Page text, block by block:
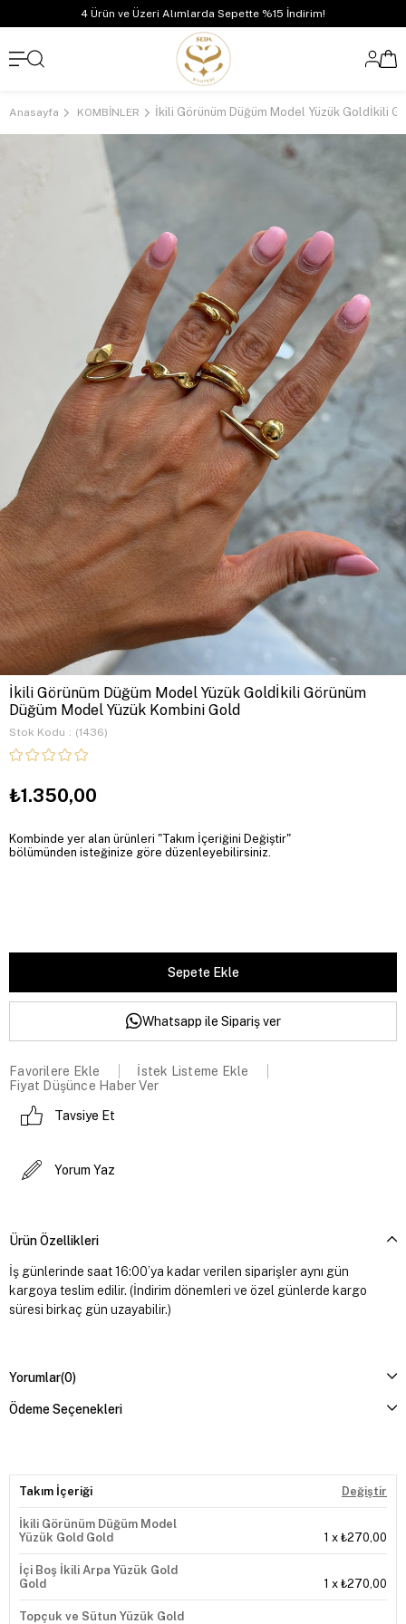
4 Ürün ve Üzeri Alımlarda Sepette %15 İndirim!
Anasayfa KOMBİNLER
İkili Görünüm Düğüm Model Yüzük Goldİkili Görünüm
Düğüm Model Yüzük Kombini Gold
Stok Kodu (1436)
₺1.350,00
Kombinde yer alan ürünleri "Takım İçeriğini Değiştir"
bölümünden isteğinize göre düzenleyebilirsiniz.
Whatsapp ile Sipariş ver
Favorilere Ekle
İstek Listeme Ekle
Fiyat Düşünce Haber Ver
Tavsiye Et
Yorum Yaz
Ürün Özellikleri
İş günlerinde saat 16:00’ya kadar verilen siparişler aynı gün
kargoya teslim edilir. (İndirim dönemleri ve özel günlerde kargo
süresi birkaç gün uzayabilir.)
Yorumlar(0)
Ödeme Seçenekleri
Takım İçeriği Değiştir
İkili Görünüm Düğüm Model
Yüzük Gold Gold
1 x ₺270,00
İçi Boş İkili Arpa Yüzük Gold
Gold
1 x ₺270,00
Topçuk ve Sütun Yüzük Gold